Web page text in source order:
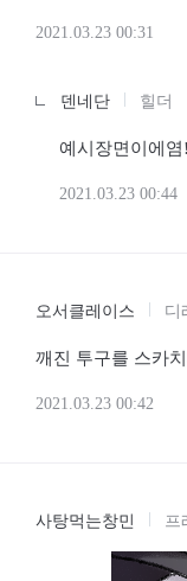
2021.03.23 00:31
덴네단 힐더
예시장면이에
2021.03.23 00:44
오서클레이스 디
깨진 투구를 스카
2021.03.23 00:42
사탕먹는창민 프